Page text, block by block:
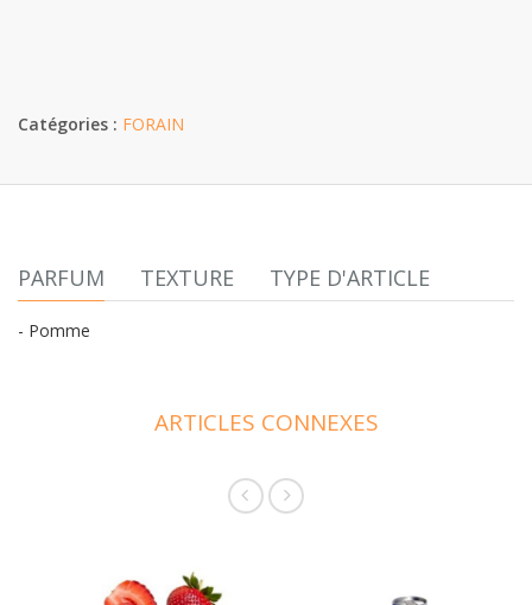
Catégories : FORAIN
PARFUM TEXTURE TYPE D'ARTICLE
- Pomme
ARTICLES CONNEXES